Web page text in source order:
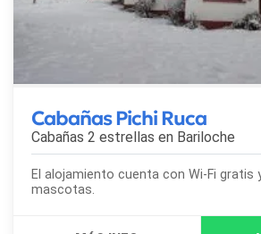
Cabañas Pichi Ruca
Cabañas 2 estrellas en Bariloche
El alojamiento cuenta con Wi-Fi gratis y acepta
mascotas.